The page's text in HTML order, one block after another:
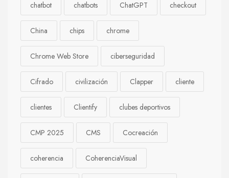
chatbot chatbots ChatGPT checkout
China chips chrome
Chrome Web Store ciberseguridad
Cifrado civilización Clapper cliente
clientes Clientify clubes deportivos
CMP 2025 CMS Cocreación
coherencia CoherenciaVisual